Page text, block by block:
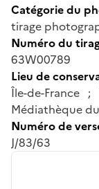
Catégorie du
tirage
Numéro du
63W00789
Lieu de
Île-de-France
Médiathèque
Numéro de
J/83/63